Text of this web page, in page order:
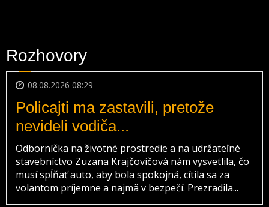
Rozhovory
08.08.2026 08:29
Policajti ma zastavili, pretože
nevideli vodiča...
Odborníčka na životné prostredie a na udržateľné
stavebníctvo Zuzana Krajčovičová nám vysvetlila, čo
musí spĺňať auto, aby bola spokojná, cítila sa za
volantom príjemne a najmä v bezpečí. Prezradila...